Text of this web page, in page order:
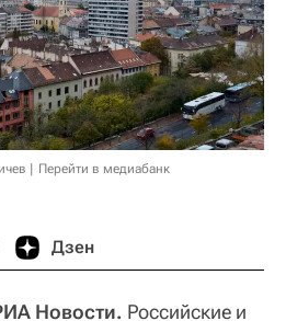
Перейти в медиабанк
Дзен
Новости. Российские и